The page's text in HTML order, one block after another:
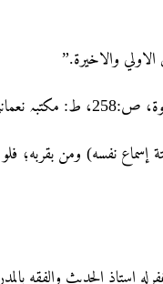
الاولي والاخيرة.”
کوئٹہ).
إسماع نفسه) ومن
استاذ الحديث والفقه